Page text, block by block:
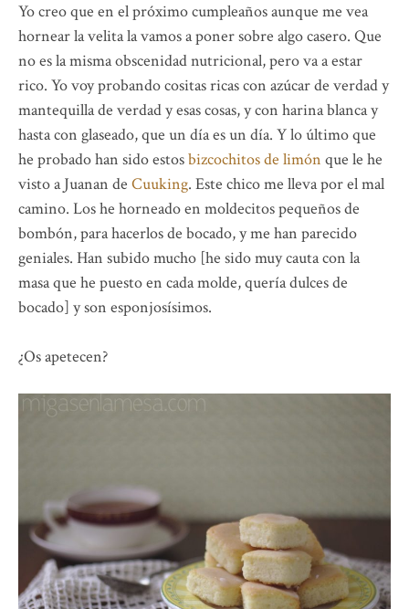
Yo creo que en el próximo cumpleaños aunque me vea
hornear la velita la vamos a poner sobre algo casero. Que
no es la misma obscenidad nutricional, pero va a estar
rico. Yo voy probando cositas ricas con azúcar de verdad y
mantequilla de verdad y esas cosas, y con harina blanca y
hasta con glaseado, que un día es un día. Y lo último que
he probado han sido estosbizcochitos de limón que le he
visto a Juanan de Cuuking. Este chico me lleva por el mal
camino. Los he horneado en moldecitos pequeños de
bombón, para hacerlos de bocado, y me han parecido
geniales. Han subido mucho [he sido muy cauta con la
masa que he puesto en cada molde, quería dulces de
bocado] y son esponjosísimos.
¿Os apetecen?